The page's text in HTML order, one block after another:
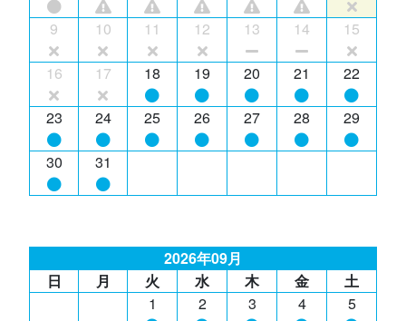
9 10 11 12 13 14 15
16 17 18 19 20 21 22
23 24 25 26 27 28 29
30 31
2026年09月
日
月 火 水 木 金
土
1
2 3 4 5